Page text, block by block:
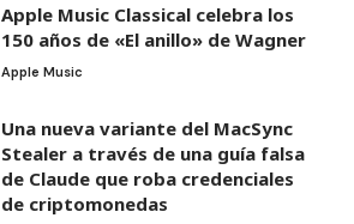
Apple Music Classical celebra los
150 años de «El anillo» de Wagner
Apple Music
Una nueva variante del MacSync
Stealer a través de una guía falsa
de Claude que roba credenciales
de criptomonedas